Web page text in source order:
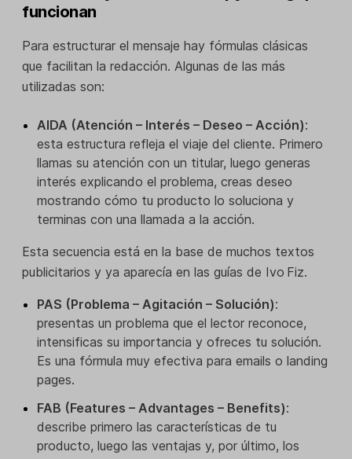
funcionan
Para estructurar el mensaje hay fórmulas clásicas
que facilitan la redacción. Algunas de las más
utilizadas son:
AIDA (Atención – Interés – Deseo – Acción):
esta estructura refleja el viaje del cliente. Primero
llamas su atención con un titular, luego generas
interés explicando el problema, creas deseo
mostrando cómo tu producto lo soluciona y
terminas con una llamada a la acción.
Esta secuencia está en la base de muchos textos
publicitarios y ya aparecía en las guías de Ivo Fiz.
PAS (Problema – Agitación – Solución):
presentas un problema que el lector reconoce,
intensificas su importancia y ofreces tu solución.
Es una fórmula muy efectiva para emails o landing
pages.
FAB (Features – Advantages – Benefits):
describe primero las características de tu
producto, luego las ventajas y, por último, los